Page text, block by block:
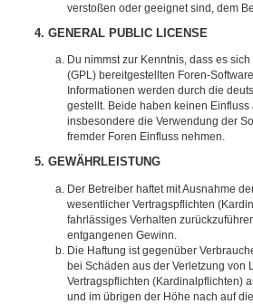
verstoßen oder geeignet sind, dem
4. GENERAL PUBLIC LICENSE
Du nimmst zur Kenntnis, dass es
(GPL) bereitgestellten Foren-
Informationen werden durch die
gestellt. Beide haben keinen
insbesondere die Verwendung der
fremder Foren Einfluss nehmen.
5. GEWÄHRLEISTUNG
Der Betreiber haftet mit Ausnahme
wesentlicher Vertragspflichten
fahrlässiges Verhalten
entgangenen Gewinn.
Die Haftung ist gegenüber
bei Schäden aus der Verletzung von
Vertragspflichten (Kardinalpflichten)
und im übrigen der Höhe nach auf